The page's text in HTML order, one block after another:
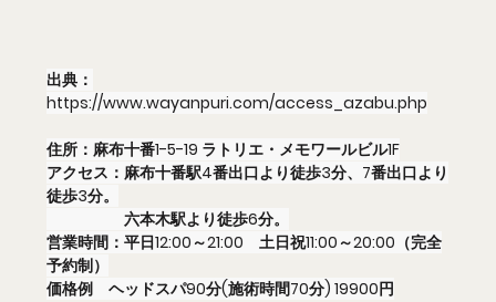
出典：
https://www.wayanpuri.com/access_azabu.php
住所：麻布十番1-5-19 ラトリエ・メモワールビル1F
アクセス：麻布十番駅4番出口より徒歩3分、7番出口より
徒歩3分。
六本木駅より徒歩6分。
営業時間：平日12:00～21:00　土日祝11:00～20:00（完全
予約制）
価格例　ヘッドスパ90分(施術時間70分) 19900円